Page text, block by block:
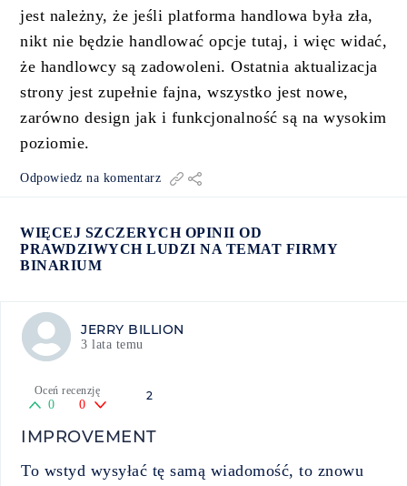
jest należny, że jeśli platforma handlowa była zła,
nikt nie będzie handlować opcje tutaj, i więc widać,
że handlowcy są zadowoleni. Ostatnia aktualizacja
strony jest zupełnie fajna, wszystko jest nowe,
zarówno design jak i funkcjonalność są na wysokim
poziomie.
Odpowiedz na komentarz
WIĘCEJ SZCZERYCH OPINII OD
PRAWDZIWYCH LUDZI NA TEMAT FIRMY
BINARIUM
JERRY BILLION
3 lata temu
2
Oceń recenzję
0 0
IMPROVEMENT
To wstyd wysyłać tę samą wiadomość, to znowu